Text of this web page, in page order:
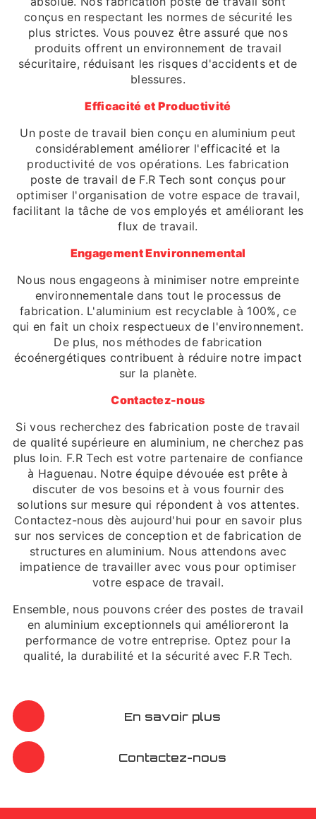
conçus en respectant les normes de sécurité les
plus strictes. Vous pouvez être assuré que nos
produits offrent un environnement de travail
sécuritaire, réduisant les risques d'accidents et de
blessures.
Efficacité et Productivité
Un poste de travail bien conçu en aluminium peut
considérablement améliorer l'efficacité et la
productivité de vos opérations. Les fabrication
poste de travail de F.R Tech sont conçus pour
optimiser l'organisation de votre espace de travail,
facilitant la tâche de vos employés et améliorant les
flux de travail.
Engagement Environnemental
Nous nous engageons à minimiser notre empreinte
environnementale dans tout le processus de
fabrication. L'aluminium est recyclable à 100%, ce
qui en fait un choix respectueux de l'environnement.
De plus, nos méthodes de fabrication
écoénergétiques contribuent à réduire notre impact
sur la planète.
Contactez-nous
Si vous recherchez des fabrication poste de travail
de qualité supérieure en aluminium, ne cherchez pas
plus loin. F.R Tech est votre partenaire de confiance
à Haguenau. Notre équipe dévouée est prête à
discuter de vos besoins et à vous fournir des
solutions sur mesure qui répondent à vos attentes.
Contactez-nous dès aujourd'hui pour en savoir plus
sur nos services de conception et de fabrication de
structures en aluminium. Nous attendons avec
impatience de travailler avec vous pour optimiser
votre espace de travail.
Ensemble, nous pouvons créer des postes de travail
en aluminium exceptionnels qui amélioreront la
performance de votre entreprise. Optez pour la
qualité, la durabilité et la sécurité avec F.R Tech.
En savoir plus
Contactez-nous